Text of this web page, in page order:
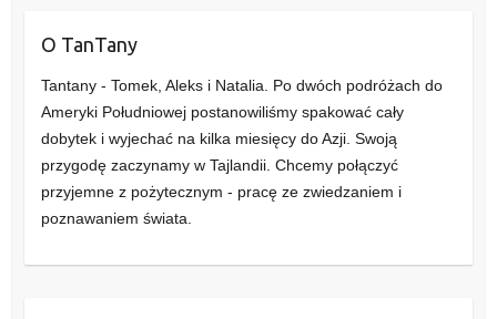
O TanTany
Tantany - Tomek, Aleks i Natalia. Po dwóch podróżach do
Ameryki Południowej postanowiliśmy spakować cały
dobytek i wyjechać na kilka miesięcy do Azji. Swoją
przygodę zaczynamy w Tajlandii. Chcemy połączyć
przyjemne z pożytecznym - pracę ze zwiedzaniem i
poznawaniem świata.